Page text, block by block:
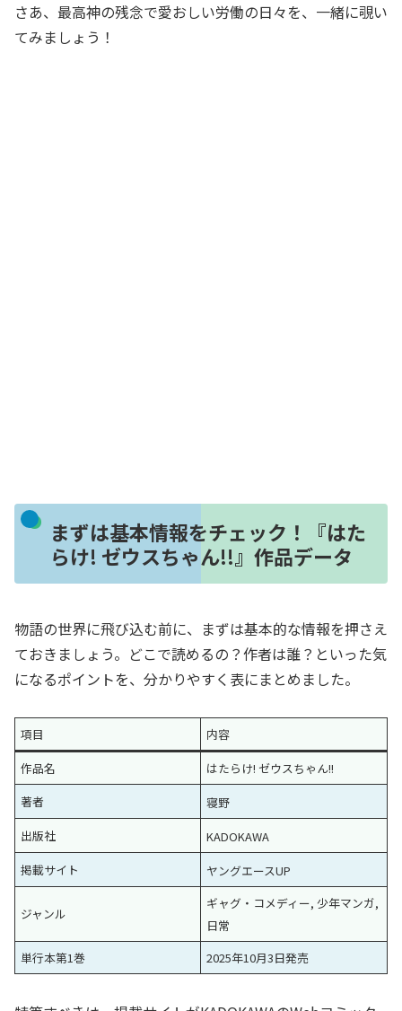
さあ、最高神の残念で愛おしい労働の日々を、一緒に覗い
てみましょう！
まずは基本情報をチェック！『はた
らけ! ゼウスちゃん!!』作品データ
物語の世界に飛び込む前に、まずは基本的な情報を押さえ
ておきましょう。どこで読めるの？作者は誰？といった気
になるポイントを、分かりやすく表にまとめました。
項目
内容
作品名
はたらけ! ゼウスちゃん!!
著者
寝野
出版社
KADOKAWA
掲載サイト
ヤングエースUP
ジャンル
ギャグ・コメディー, 少年マンガ,
日常
単行本第1巻
2025年10月3日発売